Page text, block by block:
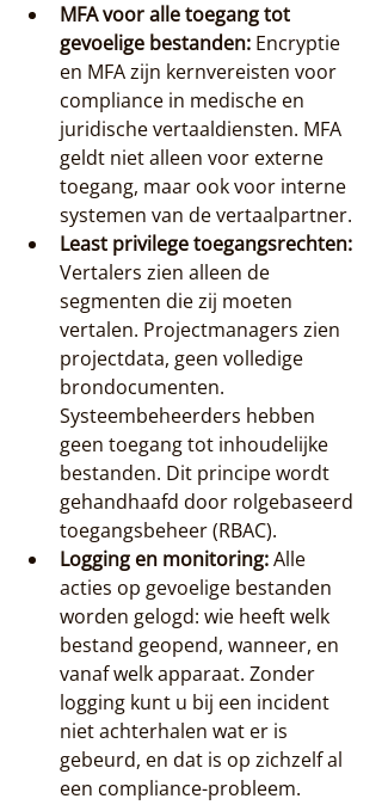
MFA voor alle toegang tot
gevoelige bestanden: Encryptie
en MFA zijn kernvereisten voor
compliance in medische en
juridische vertaaldiensten. MFA
geldt niet alleen voor externe
toegang, maar ook voor interne
systemen van de vertaalpartner.
Least privilege toegangsrechten:
Vertalers zien alleen de
segmenten die zij moeten
vertalen. Projectmanagers zien
projectdata, geen volledige
brondocumenten.
Systeembeheerders hebben
geen toegang tot inhoudelijke
bestanden. Dit principe wordt
gehandhaafd door rolgebaseerd
toegangsbeheer (RBAC).
Logging en monitoring: Alle
acties op gevoelige bestanden
worden gelogd: wie heeft welk
bestand geopend, wanneer, en
vanaf welk apparaat. Zonder
logging kunt u bij een incident
niet achterhalen wat er is
gebeurd, en dat is op zichzelf al
een compliance-probleem.